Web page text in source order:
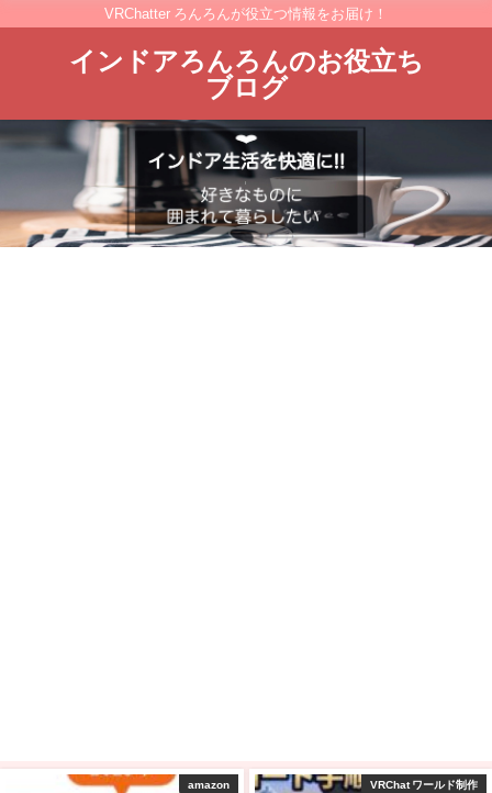
VRChatter ろんろんが役立つ情報をお届け！
インドアろんろんのお役立ち
ブログ
amazon VRChat ワールド制作